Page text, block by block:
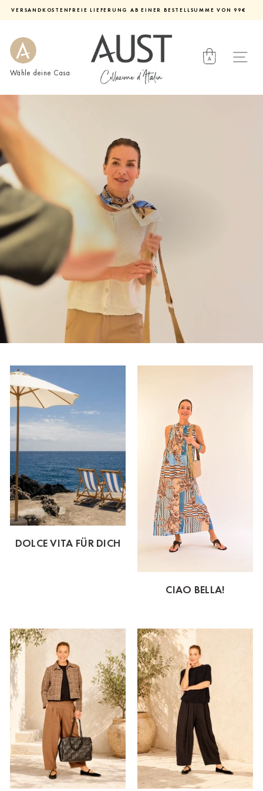
pausieren
VERSANDKOSTENFREIE LIEFERUNG AB EINER BESTELLSUMME VON 99€
Wähle deine Casa
DOLCE VITA FÜR DICH
CIAO BELLA!